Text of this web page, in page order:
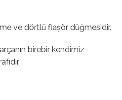
ve dörtlü flaşör düğmesidir.
birebir kendimiz